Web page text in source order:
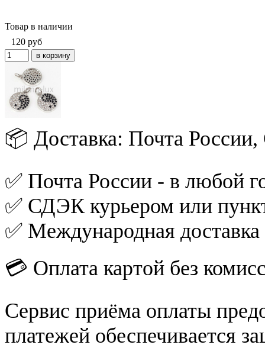
Товар в наличии
120 руб
📦 Доставка: Почта
✅ Почта России - в любой
✅ СДЭК курьером или
✅ Международная
💳 Оплата картой без
Сервис приёма оплаты
платежей обеспечивается